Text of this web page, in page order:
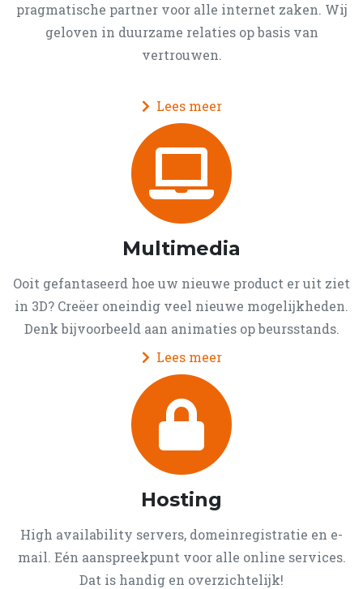
pragmatische partner voor alle internet zaken. Wij
geloven in duurzame relaties op basis van
vertrouwen.
Lees meer
Multimedia
Ooit gefantaseerd hoe uw nieuwe product er uit ziet
in 3D? Creëer oneindig veel nieuwe mogelijkheden.
Denk bijvoorbeeld aan animaties op beursstands.
Lees meer
Hosting
High availability servers, domeinregistratie en e-
mail. Eén aanspreekpunt voor alle online services.
Dat is handig en overzichtelijk!